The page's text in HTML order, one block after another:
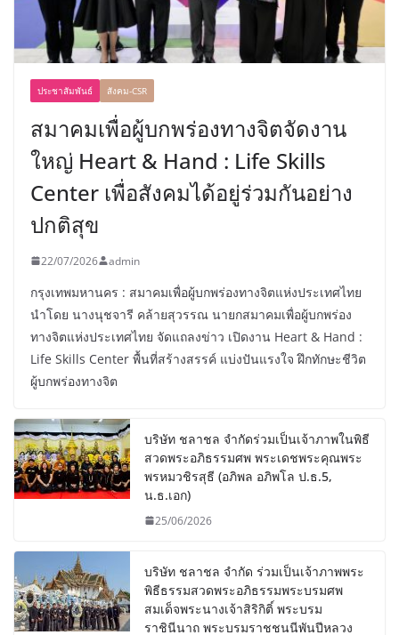
ประชาสัมพันธ์ สังคม-CSR
สมาคมเพื่อผู้บกพร่องทางจิตจัดงาน
ใหญ่ Heart & Hand : Life Skills
Center เพื่อสังคมได้อยู่ร่วมกันอย่าง
ปกติสุข
22/07/2026 admin
กรุงเทพมหานคร : สมาคมเพื่อผู้บกพร่องทางจิตแห่งประเทศไทย
นำโดย นางนุชจารี คล้ายสุวรรณ นายกสมาคมเพื่อผู้บกพร่อง
ทางจิตแห่งประเทศไทย จัดแถลงข่าว เปิดงาน Heart & Hand :
Life Skills Center พื้นที่สร้างสรรค์ แบ่งปันแรงใจ ฝึกทักษะชีวิต
ผู้บกพร่องทางจิต
บริษัท ชลาชล จำกัดร่วมเป็นเจ้าภาพในพิธี
สวดพระอภิธรรมศพ พระเดชพระคุณพระ
พรหมวชิรสุธี (อภิพล อภิพโล ป.ธ.5,
น.ธ.เอก)
25/06/2026
บริษัท ชลาชล จำกัด ร่วมเป็นเจ้าภาพพระ
พิธีธรรมสวดพระอภิธรรมพระบรมศพ
สมเด็จพระนางเจ้าสิริกิติ์ พระบรม
ราชินีนาถ พระบรมราชชนนีพันปีหลวง